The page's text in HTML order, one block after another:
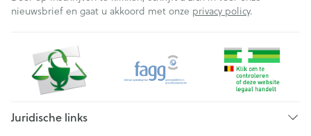
nieuwsbrief en gaat u akkoord met onze privacy policy.
Juridische links